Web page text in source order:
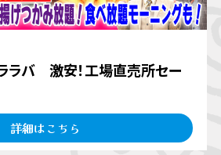
ラバ 激安！工場直売所セー
詳細はこちら